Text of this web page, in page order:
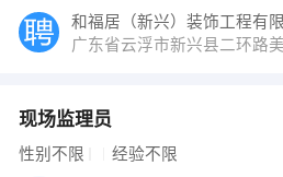
广东省云浮市新兴县二环路
现场监理员
性别不限 经验不限